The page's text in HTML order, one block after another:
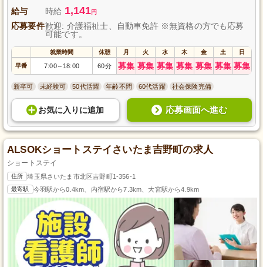
給与 時給 1,141円
応募要件歓迎: 介護福祉士、自動車免許 ※無資格の方でも応募
可能です。
就業時間 休憩 月 火 水 木 金 土 日
早番 7:00～ 18:00 60分 募集 募集 募集 募集 募集 募集 募集
新卒可 未経験可 50代活躍 年齢不問 60代活躍 社会保険完備
お気に入り に追加 応募画面へ進む
ALSOKショートステイさいたま吉野町の求人
ショートステイ
住所 埼玉県さいたま市北区吉野町1-356-1
最寄駅 今羽駅から0.4km、内宿駅から7.3km、大宮駅から4.9km